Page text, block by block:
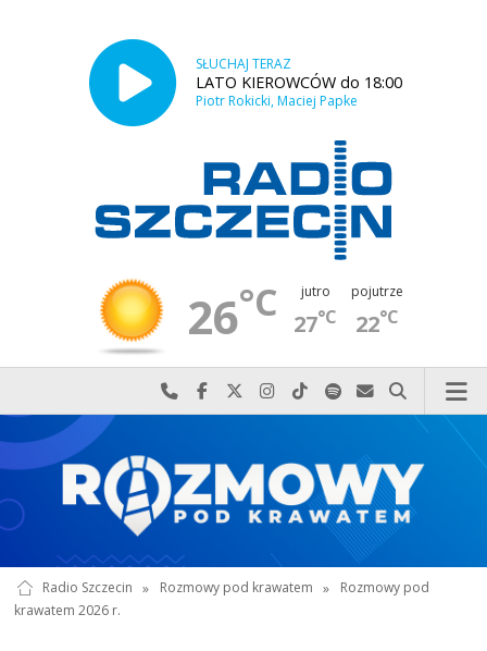
SŁUCHAJ TERAZ
LATO KIEROWCÓW do 18:00
Piotr Rokicki, Maciej Papke
26°C jutro
27°C
pojutrze
22°C
Najlepiej po prostu do nas zadzwoń
Odwiedź nas na Facebook-u
Odwiedź nas na X
Odwiedź nas na Instagram-ie
Odwiedź nas na TikTok-u
Szukaj nas na Spotify
Wyślij do nas
Szukaj
Radio Szczecin » Rozmowy pod krawatem »
Rozmowy pod
krawatem 2026 r.